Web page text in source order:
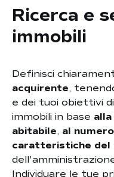
Ricerca e
immobili
Definisci
acquirente,
e dei tuoi obiettivi
immobili in base
abitabile, al
caratteristiche del
Individuare le tue